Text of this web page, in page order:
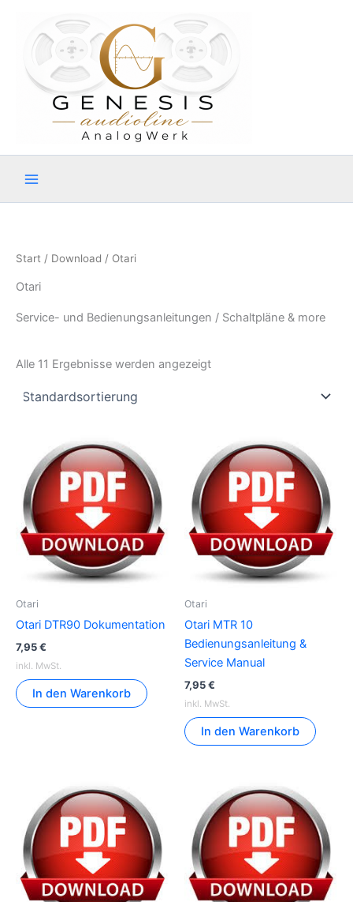
springen
Start / Download / Otari
Otari
Service- und Bedienungsanleitungen / Schaltpläne & more
Alle 11 Ergebnisse werden angezeigt
Otari
Otari DTR90 Dokumentation
7,95€
inkl. MwSt.
In den Warenkorb
Otari
Otari MTR 10
Bedienungsanleitung &
Service Manual
7,95€
inkl. MwSt.
In den Warenkorb